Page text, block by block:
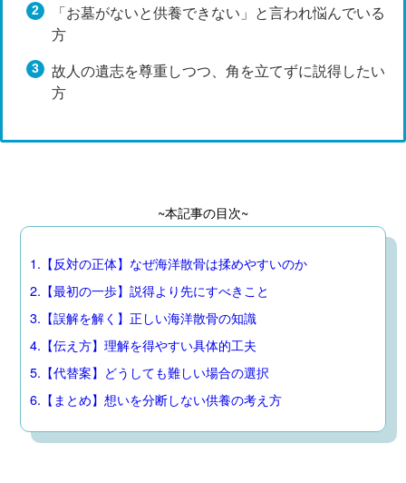
「お墓がないと供養できない」と言われ悩んでいる
方
故人の遺志を尊重しつつ、角を立てずに説得したい
方
~本記事の目次~
1.【反対の正体】なぜ海洋散骨は揉めやすいのか
2.【最初の一歩】説得より先にすべきこと
3.【誤解を解く】正しい海洋散骨の知識
4.【伝え方】理解を得やすい具体的工夫
5.【代替案】どうしても難しい場合の選択
6.【まとめ】想いを分断しない供養の考え方